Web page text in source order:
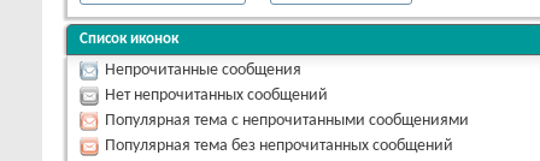
Список иконок
Непрочитанные сообщения
Нет непрочитанных сообщений
Популярная тема с непрочитанными сообщениями
Популярная тема без непрочитанных сообщений